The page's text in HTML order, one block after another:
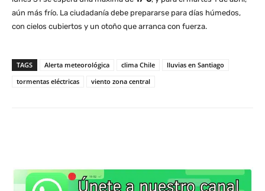
aún más frío. La ciudadanía debe prepararse para días húmedos,
con cielos cubiertos y un otoño que arranca con fuerza.
TAGS Alerta meteorológica clima Chile
lluvias en Santiago
tormentas eléctricas
viento zona central